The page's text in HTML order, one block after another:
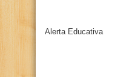
Alerta Educativa